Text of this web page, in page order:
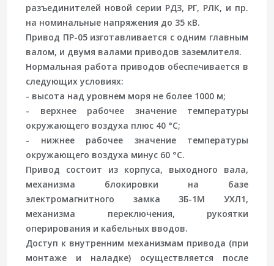
разъединителей новой серии РДЗ, РГ, РЛК, и пр.
на номинальные напряжения до 35 кВ.
Привод ПР-05 изготавливается с одним главным
валом, и двумя валами приводов заземлителя.
Нормальная работа приводов обеспечивается в
следующих условиях:
- высота над уровнем моря не более 1000 м;
- верхнее рабочее значение температуры
окружающего воздуха плюс 40 °С;
- нижнее рабочее значение температуры
окружающего воздуха минус 60 °С.
Привод состоит из корпуса, выходного вала,
механизма блокировки на базе
электромагнитного замка ЗБ-1М УХЛ1,
механизма переключения, рукоятки
оперирования и кабельных вводов.
Доступ к внутренним механизмам привода (при
монтаже и наладке) осуществляется после